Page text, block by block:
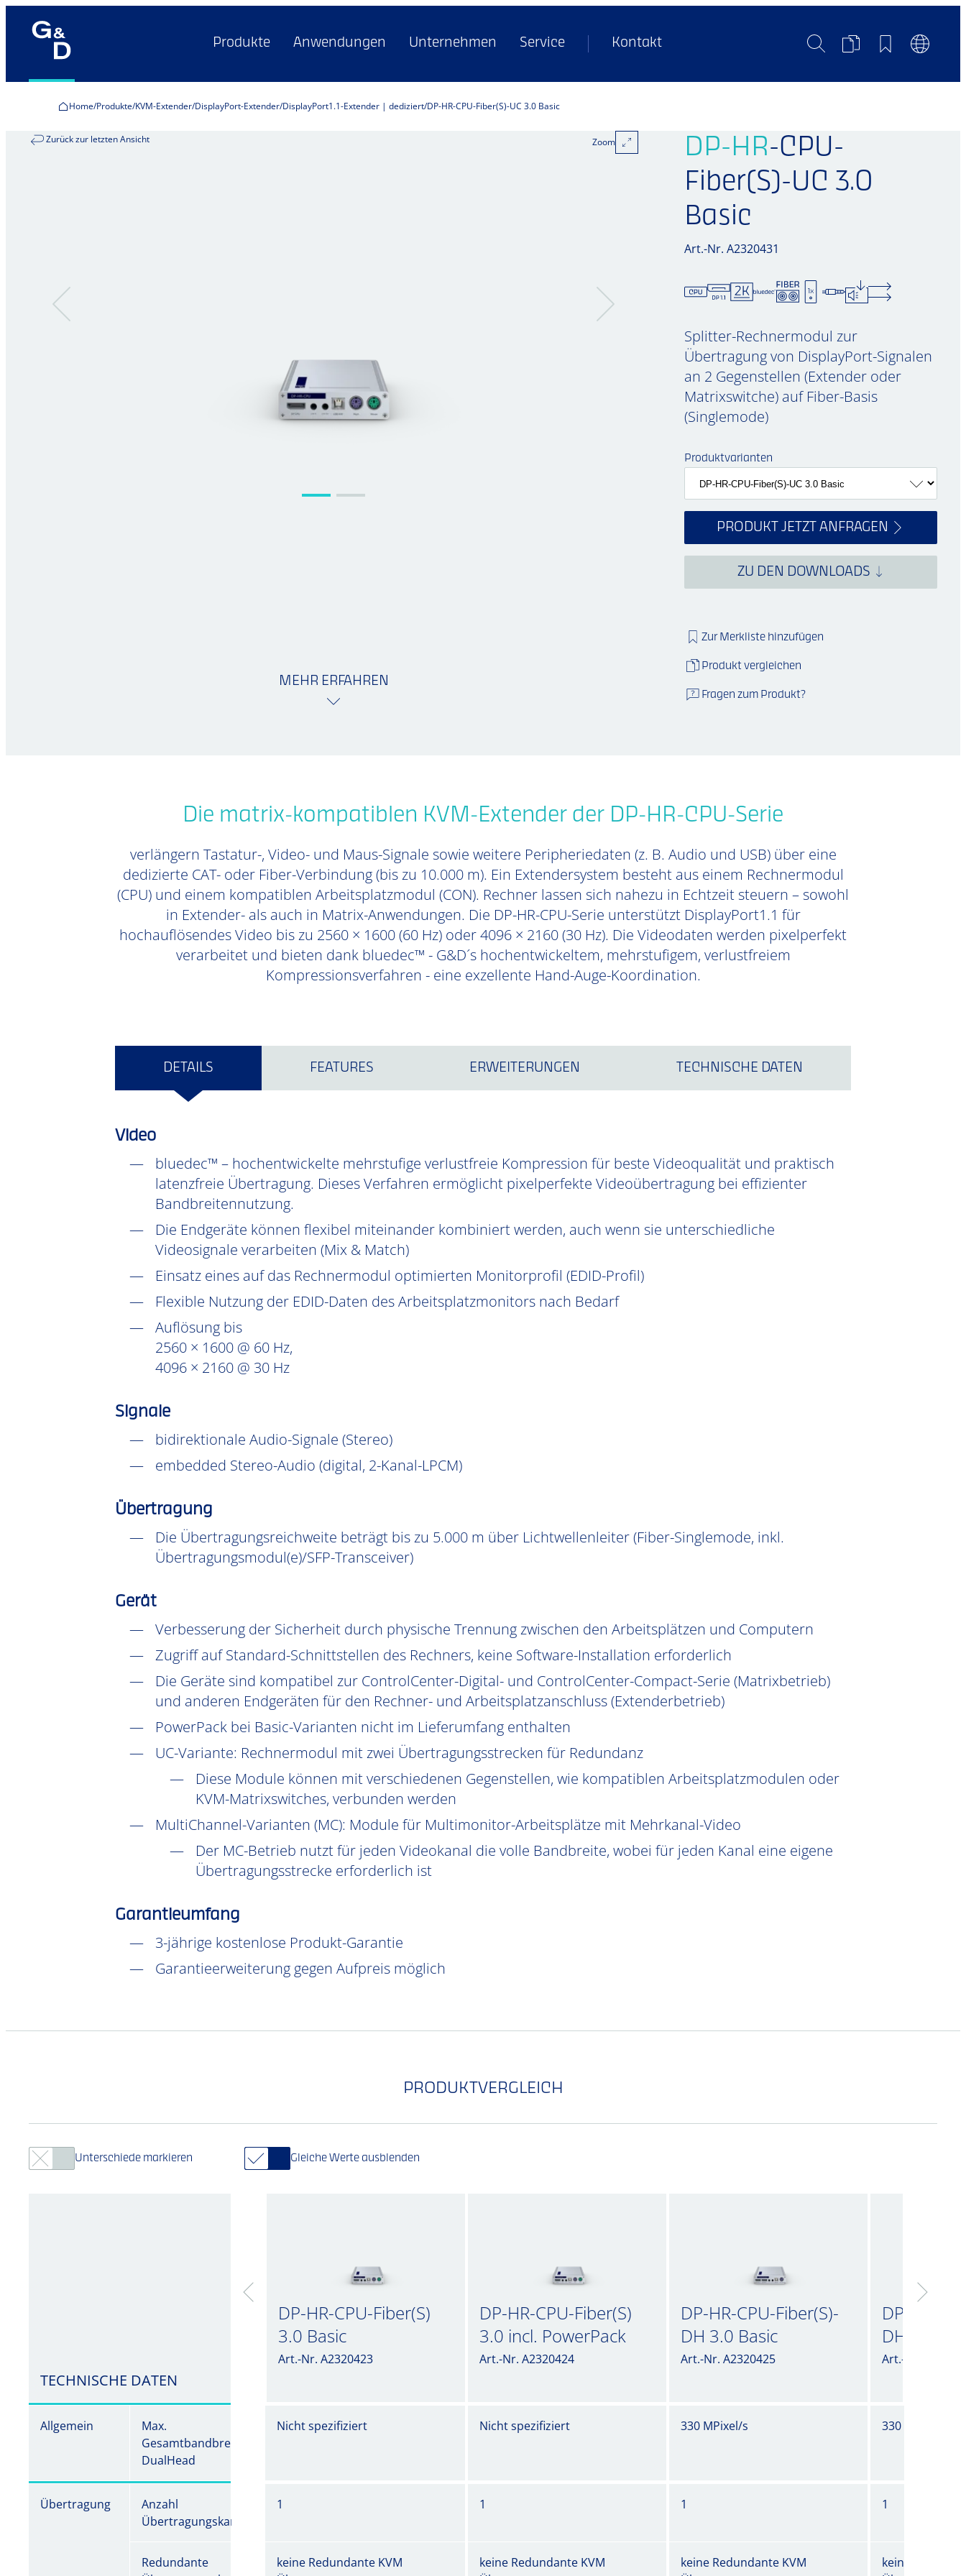
Produkte Anwendungen Unternehmen Service Kontakt SucheProduktvergleich
Merkliste
Home Produkte KVM-Extender DisplayPort-Extender DisplayPort1.1-Extender | dediziert DP-HR-CPU-Fiber(S)-UC 3.0 Basic
DP-HR-CPU-
Fiber(S)-UC 3.0
Basic
Art.-Nr. A2320431
Zurück zur letzten Ansicht Zoom
Splitter-Rechnermodul zur
Übertragung von DisplayPort-Signalen
an 2 Gegenstellen (Extender oder
Matrixswitche) auf Fiber-Basis
(Singlemode)
Produktvarianten
PRODUKT JETZT ANFRAGEN
ZU DEN DOWNLOADS
Zur Merkliste hinzufügen
Produkt vergleichen
Fragen zum Produkt?
MEHR ERFAHREN
Die matrix-kompatiblen KVM-Extender der DP-HR-CPU-Serie
verlängern Tastatur-, Video- und Maus-Signale sowie weitere Peripheriedaten (z. B. Audio und USB) über eine
dedizierte CAT- oder Fiber-Verbindung (bis zu 10.000 m). Ein Extendersystem besteht aus einem Rechnermodul
(CPU) und einem kompatiblen Arbeitsplatzmodul (CON). Rechner lassen sich nahezu in Echtzeit steuern – sowohl
in Extender- als auch in Matrix-Anwendungen. Die DP-HR-CPU-Serie unterstützt DisplayPort1.1 für
hochauflösendes Video bis zu 2560 × 1600 (60 Hz) oder 4096 × 2160 (30 Hz). Die Videodaten werden pixelperfekt
verarbeitet und bieten dank bluedec™ - G&D´s hochentwickeltem, mehrstufigem, verlustfreiem
Kompressionsverfahren - eine exzellente Hand-Auge-Koordination.
DETAILS FEATURES ERWEITERUNGEN TECHNISCHE DATEN
Video
bluedec™ – hochentwickelte mehrstufige verlustfreie Kompression für beste Videoqualität und praktisch
latenzfreie Übertragung. Dieses Verfahren ermöglicht pixelperfekte Videoübertragung bei effizienter
Bandbreitennutzung.
Die Endgeräte können flexibel miteinander kombiniert werden, auch wenn sie unterschiedliche
Videosignale verarbeiten (Mix & Match)
Einsatz eines auf das Rechnermodul optimierten Monitorprofil (EDID-Profil)
Flexible Nutzung der EDID-Daten des Arbeitsplatzmonitors nach Bedarf
Auflösung bis
2560 × 1600 @ 60 Hz,
4096 × 2160 @ 30 Hz
Signale
bidirektionale Audio-Signale (Stereo)
embedded Stereo-Audio (digital, 2-Kanal-LPCM)
Übertragung
Die Übertragungsreichweite beträgt bis zu 5.000 m über Lichtwellenleiter (Fiber-Singlemode, inkl.
Übertragungsmodul(e)/SFP-Transceiver)
Gerät
Verbesserung der Sicherheit durch physische Trennung zwischen den Arbeitsplätzen und Computern
Zugriff auf Standard-Schnittstellen des Rechners, keine Software-Installation erforderlich
Die Geräte sind kompatibel zur ControlCenter-Digital- und ControlCenter-Compact-Serie (Matrixbetrieb)
und anderen Endgeräten für den Rechner- und Arbeitsplatzanschluss (Extenderbetrieb)
PowerPack bei Basic-Varianten nicht im Lieferumfang enthalten
UC-Variante: Rechnermodul mit zwei Übertragungsstrecken für Redundanz
Diese Module können mit verschiedenen Gegenstellen, wie kompatiblen Arbeitsplatzmodulen oder
KVM-Matrixswitches, verbunden werden
MultiChannel-Varianten (MC): Module für Multimonitor-Arbeitsplätze mit Mehrkanal-Video
Der MC-Betrieb nutzt für jeden Videokanal die volle Bandbreite, wobei für jeden Kanal eine eigene
Übertragungsstrecke erforderlich ist
Garantieumfang
3-jährige kostenlose Produkt-Garantie
Garantieerweiterung gegen Aufpreis möglich
PRODUKTVERGLEICH
Unterschiede markieren Gleiche Werte ausblenden
TECHNISCHE DATEN
DP-HR-CPU-Fiber(S)
3.0 Basic
Art.-Nr. A2320423
DP-HR-CPU-Fiber(S)
3.0 incl. PowerPack
Art.-Nr. A2320424
DP-HR-CPU-Fiber(S)-
DH 3.0 Basic
Art.-Nr. A2320425
DP-HR-
DH 3.0
Art.-Nr.
Allgemein
Max.
Gesamtbandbreite
DualHead
Nicht spezifiziert Nicht spezifiziert 330 MPixel/s 330 MPixel/s
Übertragung
Anzahl
Übertragungskanäle
1 1 1 1
Redundante
keine Redundante KVM
keine Redundante KVM
keine Redundante KVM
keine